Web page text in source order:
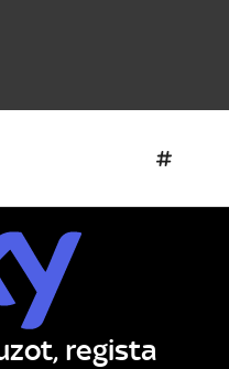
regista